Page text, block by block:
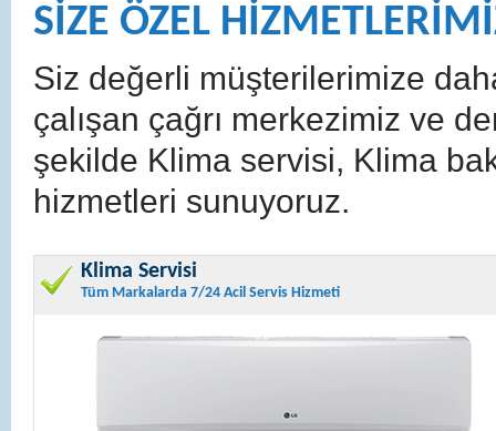
SİZE ÖZEL
Siz değerli müşterilerimize
çalışan çağrı merkezimiz ve
şekilde Klima servisi, Klima
hizmetleri sunuyoruz.
Klima Servisi
Tüm Markalarda 7/24 Acil Servis Hizmeti